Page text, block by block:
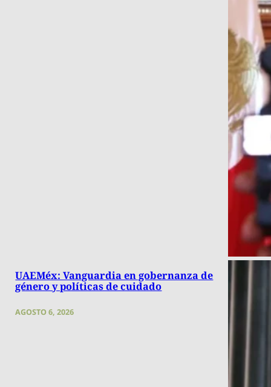
UAEMéx: Vanguardia en gobernanza de
género y políticas de cuidado
AGOSTO 6, 2026